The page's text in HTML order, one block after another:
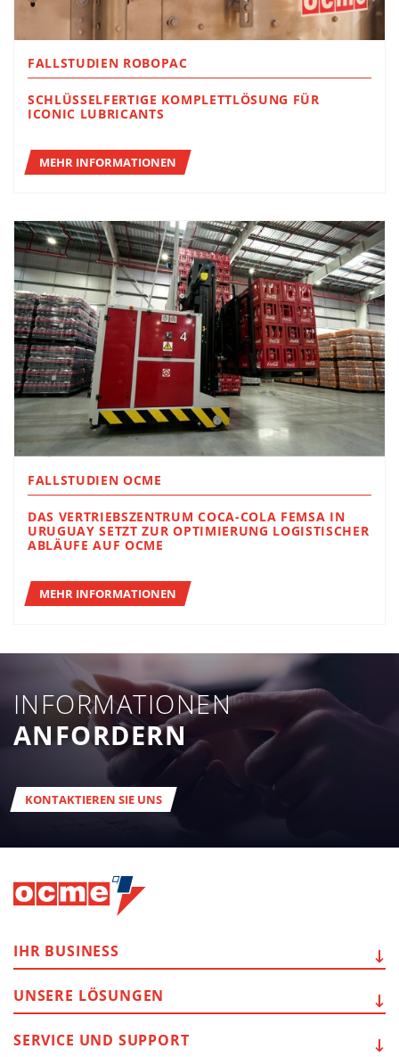
FALLSTUDIEN ROBOPAC
SCHLÜSSELFERTIGE KOMPLETTLÖSUNG FÜR
ICONIC LUBRICANTS
MEHR INFORMATIONEN
FALLSTUDIEN OCME
DAS VERTRIEBSZENTRUM COCA-COLA FEMSA IN
URUGUAY SETZT ZUR OPTIMIERUNG LOGISTISCHER
ABLÄUFE AUF OCME
MEHR INFORMATIONEN
INFORMATIONEN
ANFORDERN
KONTAKTIEREN SIE UNS
IHR BUSINESS
UNSERE LÖSUNGEN
SERVICE UND SUPPORT